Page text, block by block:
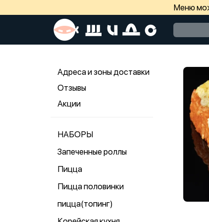
Меню
Адреса и зоны доставки
Отзывы
Акции
НАБОРЫ
Запеченные роллы
Пицца
Пицца половинки
пицца(топинг)